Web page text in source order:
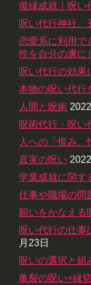
復縁成就｜呪い
呪い代行神社、
恋愛系に利用で
性を自分の虜に
呪い代行の効果
本物の呪い代行
人間と呪術
呪術代行・呪い
人への「恨み、
真実の呪い
学業成就に関す
仕事や職場の問
願いをかなえる
呪い代行の仕事
月23日
呪いの選択と組
亀裂の呪い+縁